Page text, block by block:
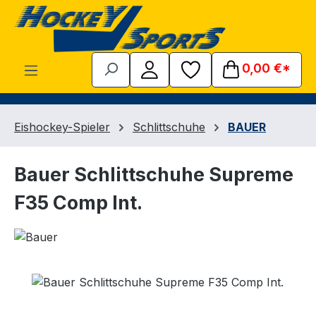
Zum Hauptinhalt springen
0,00 €*
Eishockey-Spieler Schlittschuhe BAUER
Bauer Schlittschuhe Supreme
F35 Comp Int.
Bildergalerie überspringen